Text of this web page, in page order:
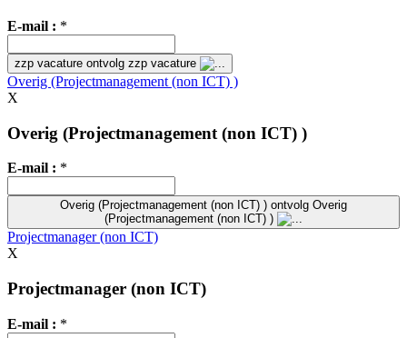
E-mail : *
zzp vacature ontvolg zzp vacature
Overig (Projectmanagement (non ICT) )
X
Overig (Projectmanagement (non ICT) )
E-mail : *
Overig (Projectmanagement (non ICT) ) ontvolg Overig
(Projectmanagement (non ICT) )
Projectmanager (non ICT)
X
Projectmanager (non ICT)
E-mail : *